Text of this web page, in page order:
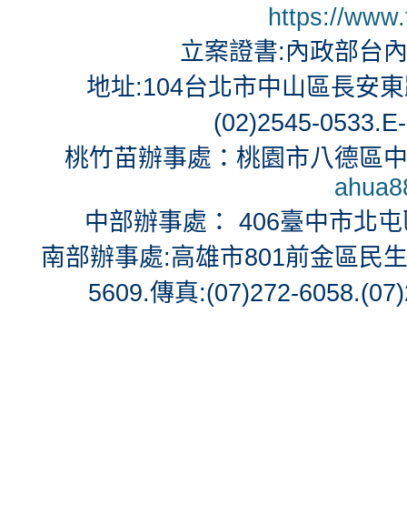
https://
立案證書:內政部台
地址:104台北市中山區長安
(02)2545-
桃竹苗辦事處：桃園市八德區
中部辦事處： 406臺中市北
南部辦事處:高雄市801前金區民
5609.傳真:(07)272-